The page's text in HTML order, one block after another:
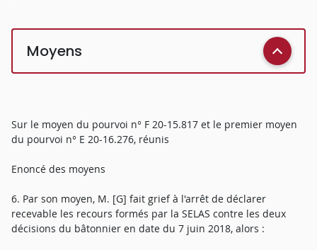
Moyens
Sur le moyen du pourvoi n° F 20-15.817 et le premier moyen
du pourvoi n° E 20-16.276, réunis
Enoncé des moyens
6. Par son moyen, M. [G] fait grief à l'arrêt de déclarer
recevable les recours formés par la SELAS contre les deux
décisions du bâtonnier en date du 7 juin 2018, alors :